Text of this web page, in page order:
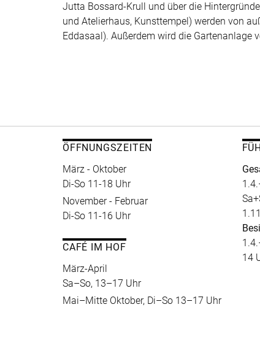
Jutta Bossard-Krull und über die
und Atelierhaus, Kunsttempel) werden von
Eddasaal). Außerdem wird die Gartenanlage
ÖFFNUNGSZEITEN
März - Oktober
Di-So 11-18 Uhr
November - Februar
Di-So 11-16 Uhr
CAFÉ IM HOF
März-April
Sa–So, 13–17 Uhr
Mai–Mitte Oktober, Di–So 13–17 Uhr
14